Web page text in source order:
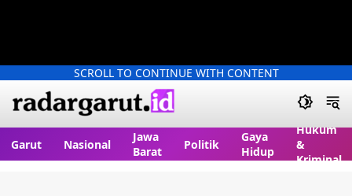
SCROLL TO CONTINUE WITH CONTENT
Garut Nasional
Jawa
Barat
Politik
Gaya
Hidup
Hukum
&
Kriminal